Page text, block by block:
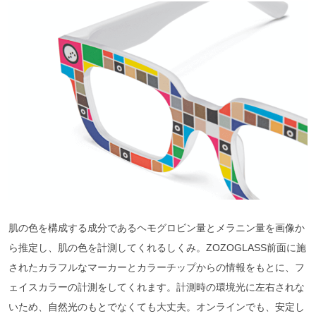
肌の色を構成する成分であるヘモグロビン量とメラニン量を画像か
ら推定し、肌の色を計測してくれるしくみ。ZOZOGLASS前面に施
されたカラフルなマーカーとカラーチップからの情報をもとに、フ
ェイスカラーの計測をしてくれます。計測時の環境光に左右されな
いため、自然光のもとでなくても大丈夫。オンラインでも、安定し